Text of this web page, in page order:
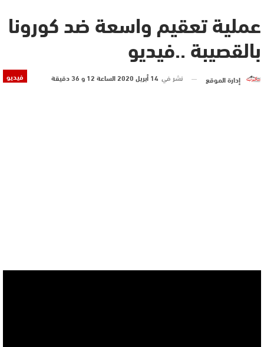
عملية تعقيم واسعة ضد كورونا
بالقصيبة ..فيديو
فيديو إدارة الموقع نشر في 14 أبريل 2020 الساعة 12 و 36 دقيقة